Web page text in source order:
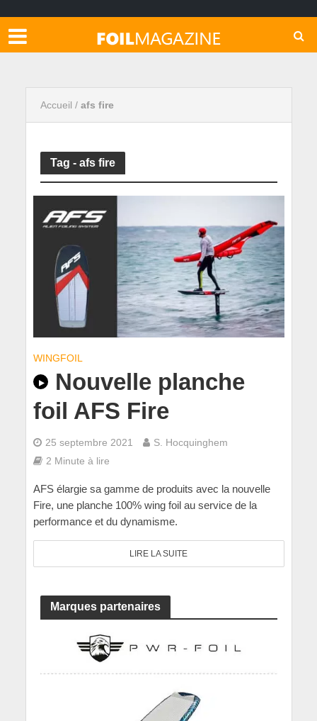
Accueil / afs fire
Tag - afs fire
WINGFOIL
Nouvelle planche
foil AFS Fire
25 septembre 2021
S. Hocquinghem
2 Minute à lire
AFS élargie sa gamme de produits avec la nouvelle
Fire, une planche 100% wing foil au service de la
performance et du dynamisme.
LIRE LA SUITE
Marques partenaires